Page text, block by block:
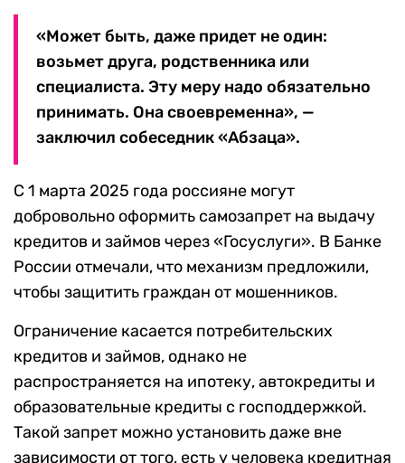
«Может быть, даже придет не один:
возьмет друга, родственника или
специалиста. Эту меру надо обязательно
принимать. Она своевременна», —
заключил собеседник «Абзаца».
C 1 марта 2025 года россияне могут
добровольно оформить самозапрет на выдачу
кредитов и займов через «Госуслуги». В Банке
России отмечали, что механизм предложили,
чтобы защитить граждан от мошенников.
Ограничение касается потребительских
кредитов и займов, однако не
распространяется на ипотеку, автокредиты и
образовательные кредиты с господдержкой.
Такой запрет можно установить даже вне
зависимости от того, есть у человека кредитная